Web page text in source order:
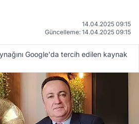
14.04.2025 09:15
Güncelleme: 14.04.2025 09:15
Google'da tercih edilen kaynak